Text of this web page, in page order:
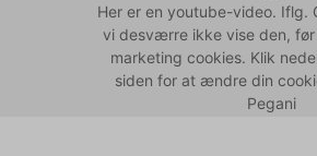
Her er en youtube-video. Iflg.
vi desværre ikke vise den,
marketing cookies. Klik
siden for at ændre din
Pegani